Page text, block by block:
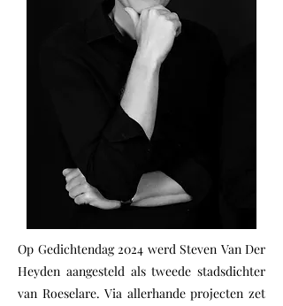
Op Gedichtendag 2024 werd Steven Van Der
Heyden aangesteld als tweede stadsdichter
van Roeselare. Via allerhande projecten zet